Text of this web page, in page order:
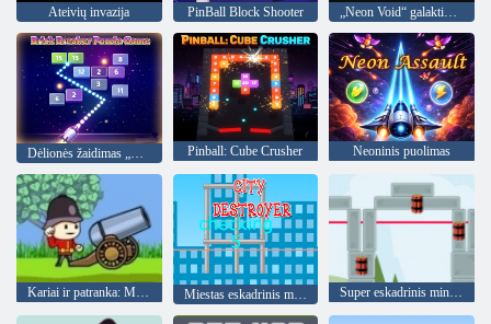
Ateivių invazija PinBall Block Shooter „Neon Void“ galaktikos karas
Pinball: Cube Crusher Neoninis puolimas
Kariai ir patranka: Mountain Attack Miestas eskadrinis minininkas Super eskadrinis minininkas